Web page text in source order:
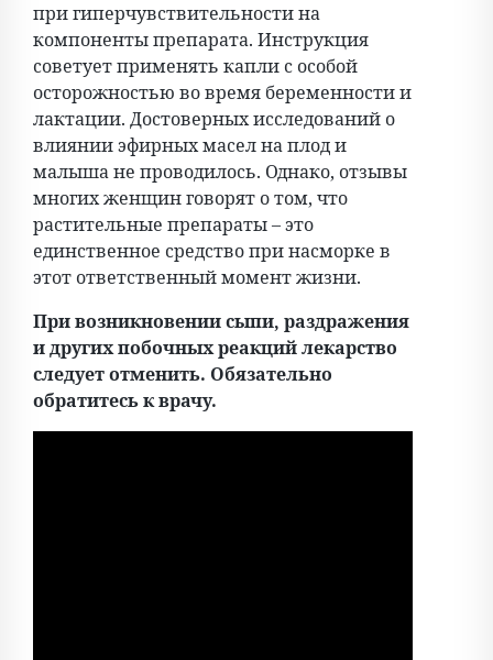
при гиперчувствительности на
компоненты препарата. Инструкция
советует применять капли с особой
осторожностью во время беременности и
лактации. Достоверных исследований о
влиянии эфирных масел на плод и
малыша не проводилось. Однако, отзывы
многих женщин говорят о том, что
растительные препараты – это
единственное средство при насморке в
этот ответственный момент жизни.
При возникновении сыпи, раздражения
и других побочных реакций лекарство
следует отменить. Обязательно
обратитесь к врачу.